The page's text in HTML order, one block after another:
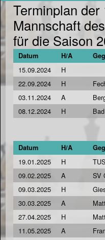
Terminplan der
Mannschaft
für die Saison
Datum H/A
15.09.2024 H
22.09.2024
H
03.11.2024
A
08.12.2024
H
Datum H/A
19.01.2025 H
09.02.2025
A SV
09.03.2025
H
30.03.2025
A
27.04.2025
H
11.05.2025
A